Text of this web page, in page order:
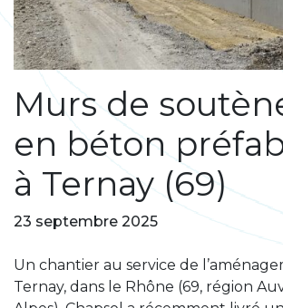
Murs de
en béton
à Ternay (69)
23 septembre 2025
Un chantier au service de
Ternay, dans le Rhône (69, région